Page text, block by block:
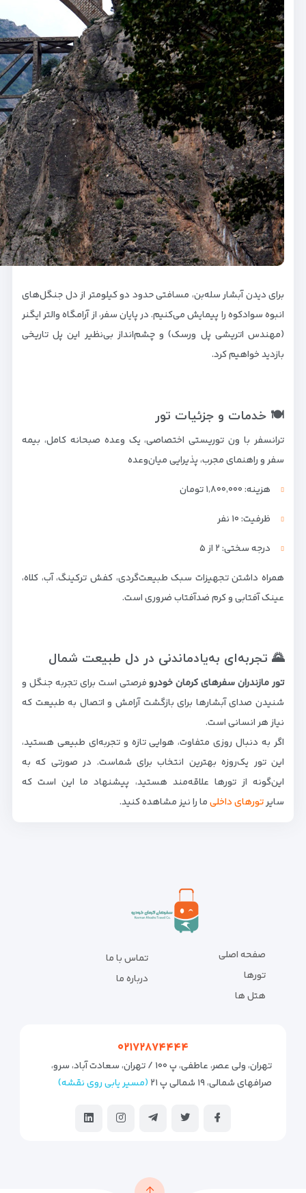
برای دیدن آبشار سله‌بن، مسافتی حدود دو کیلومتر از دل جنگل‌های
انبوه سوادکوه را پیمایش می‌کنیم. در پایان سفر، از آرامگاه والتر ایگنر
(مهندس اتریشی پل ورسک) و چشم‌انداز بی‌نظیر این پل تاریخی
بازدید خواهیم کرد.
🍽️ خدمات و جزئیات تور
ترانسفر با ون توریستی اختصاصی، یک وعده صبحانه کامل، بیمه
سفر و راهنمای مجرب، پذیرایی میان‌وعده
هزینه: ۱٬۸۰۰٬۰۰۰ تومان
ظرفیت: ۱۰ نفر
درجه سختی: ۲ از ۵
همراه داشتن تجهیزات سبک طبیعت‌گردی، کفش ترکینگ، آب، کلاه،
عینک آفتابی و کرم ضدآفتاب ضروری است.
🌄 تجربه‌ای به‌یادماندنی در دل طبیعت شمال
تور مازندران سفرهای کرمان خودروفرصتی است برای تجربه جنگل و
شنیدن صدای آبشارها برای بازگشت آرامش و اتصال به طبیعت که
نیاز هر انسانی است.
اگر به دنبال روزی متفاوت، هوایی تازه و تجربه‌ای طبیعی هستید،
این تور یک‌روزه بهترین انتخاب برای شماست. در صورتی که به
این‌گونه از تورها علاقه‌مند هستید، پیشنهاد ما این است که
سایرتورهای داخلیما را نیز مشاهده کنید.
صفحه اصلی
تورها
هتل ها
تماس با ما
درباره ما
۰۲۱۷۲۸۷۴۴۴۴
تهران، ولی عصر، عاطفی، پ ۱۰۰ / تهران، سعادت آباد، سرو،
صرافهای شمالی، ۱۹ شمالی پ ۲۱
(مسیر یابی روی نقشه)